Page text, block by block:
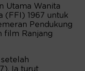
Utama Wanita
(FFI) 1967 untuk
Pendukung
film Ranjang
Ia turut